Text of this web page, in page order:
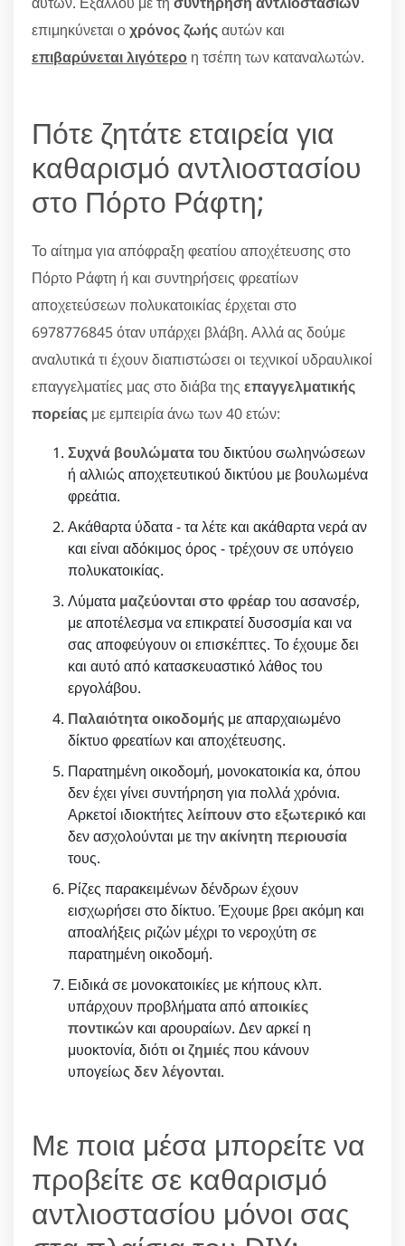
επιμηκύνεται οχρόνος ζωήςαυτών και
επιβαρύνεται λιγότερο η τσέπη των καταναλωτών.
Πότε ζητάτε εταιρεία για
καθαρισμό αντλιοστασίου
στο Πόρτο Ράφτη;
Το αίτημα για απόφραξη φεατίου αποχέτευσης στο
Πόρτο Ράφτη ή και συντηρήσεις φρεατίων
αποχετεύσεων πολυκατοικίας έρχεται στο
6978776845 όταν υπάρχει βλάβη. Αλλά ας δούμε
αναλυτικά τι έχουν διαπιστώσει οι τεχνικοί υδραυλικοί
επαγγελματίες μας στο διάβα της επαγγελματικής
πορείας με εμπειρία άνω των 40 ετών:
Συχνά βουλώματατου δικτύου σωληνώσεων
ή αλλιώς αποχετευτικού δικτύου με βουλωμένα
φρεάτια.
Ακάθαρτα ύδατα - τα λέτε και ακάθαρτα νερά αν
και είναι αδόκιμος όρος - τρέχουν σε υπόγειο
πολυκατοικίας.
Λύματα μαζεύονται στο φρέαρτου ασανσέρ,
με αποτέλεσμα να επικρατεί δυσοσμία και να
σας αποφεύγουν οι επισκέπτες. Το έχουμε δει
και αυτό από κατασκευαστικό λάθος του
εργολάβου.
Παλαιότητα οικοδομής με απαρχαιωμένο
δίκτυο φρεατίων και αποχέτευσης.
Παρατημένη οικοδομή, μονοκατοικία κα, όπου
δεν έχει γίνει συντήρηση για πολλά χρόνια.
Αρκετοί ιδιοκτήτες λείπουν στο εξωτερικό και
δεν ασχολούνται με τηνακίνητη περιουσία
τους.
Ρίζες παρακειμένων δένδρων έχουν
εισχωρήσει στο δίκτυο. Έχουμε βρει ακόμη και
αποαλήξεις ριζών μέχρι το νεροχύτη σε
παρατημένη οικοδομή.
Ειδικά σε μονοκατοικίες με κήπους κλπ.
υπάρχουν προβλήματα απόαποικίες
ποντικών και αρουραίων. Δεν αρκεί η
μυοκτονία, διότι οι ζημιέςπου κάνουν
υπογείως δεν λέγονται.
Με ποια μέσα μπορείτε να
προβείτε σε καθαρισμό
αντλιοστασίου μόνοι σας